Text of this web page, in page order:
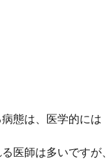
態は、医学的には
医師は多いですが、